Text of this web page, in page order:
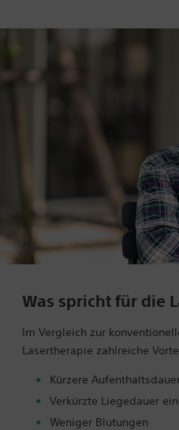
Was spricht für die
Im Vergleich zur
Lasertherapie zahlreiche
Kürzere
Verkürzte Liegedauer
Weniger Blutungen